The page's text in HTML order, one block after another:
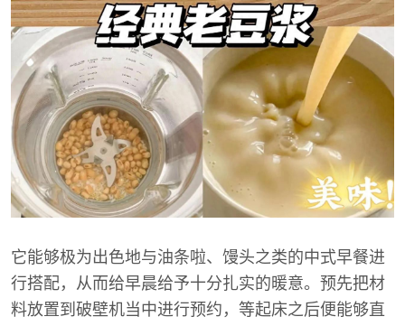
它能够极为出色地与油条啦、馒头之类的中式早餐进
行搭配，从而给早晨给予十分扎实的暖意。预先把材
料放置到破壁机当中进行预约，等起床之后便能够直